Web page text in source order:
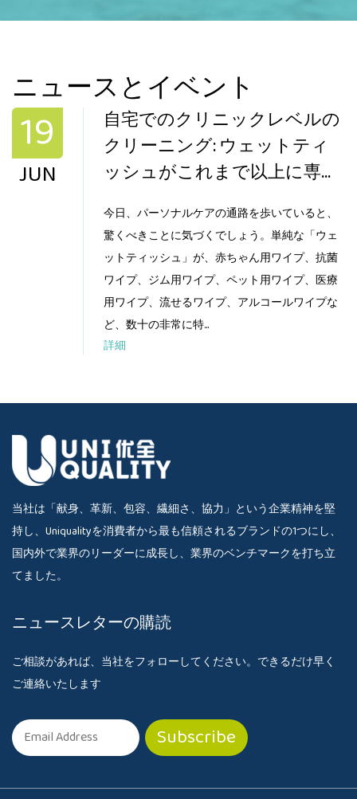
ニュースとイベント
19
JUN
自宅でのクリニックレベルの
クリーニング: ウェットティ
ッシュがこれまで以上に専門
今日、パーソナルケアの通路を歩いていると、
驚くべきことに気づくでしょう。単純な「ウェ
ットティッシュ」が、赤ちゃん用ワイプ、抗菌
ワイプ、ジム用ワイプ、ペット用ワイプ、医療
用ワイプ、流せるワイプ、アルコールワイプな
ど、数十の非常に特...
詳細
当社は「献身、革新、包容、繊細さ、協力」という企業精神を堅
持し、Uniqualityを消費者から最も信頼されるブランドの1つにし、
国内外で業界のリーダーに成長し、業界のベンチマークを打ち立
てました。
ニュースレターの購読
ご相談があれば、当社をフォローしてください。できるだけ早く
ご連絡いたします